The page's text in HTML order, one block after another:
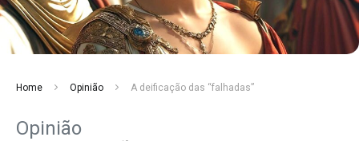
Home Opinião A deificação das “falhadas”
Opinião